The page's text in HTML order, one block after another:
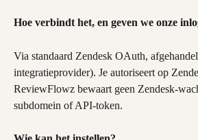
Hoe verbindt het, en geven we onze
Via standaard Zendesk OAuth,
integratieprovider). Je autoriseert op
ReviewFlowz bewaart geen Zendesk-
subdomein of API-token.